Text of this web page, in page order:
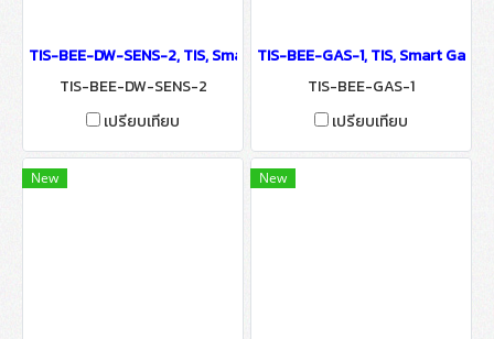
TIS-BEE-DW-SENS-2, TIS, Smart Door/Window Sensor - IoT
TIS-BEE-DW-SENS-2
เปรียบเทียบ
TIS-BEE-GAS-1, TIS, Smart Gas
TIS-BEE-GAS-1
เปรียบเทียบ
New New